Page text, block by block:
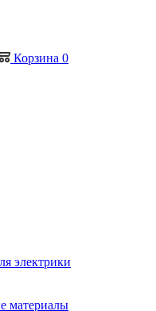
Корзина 0
электрики
материалы